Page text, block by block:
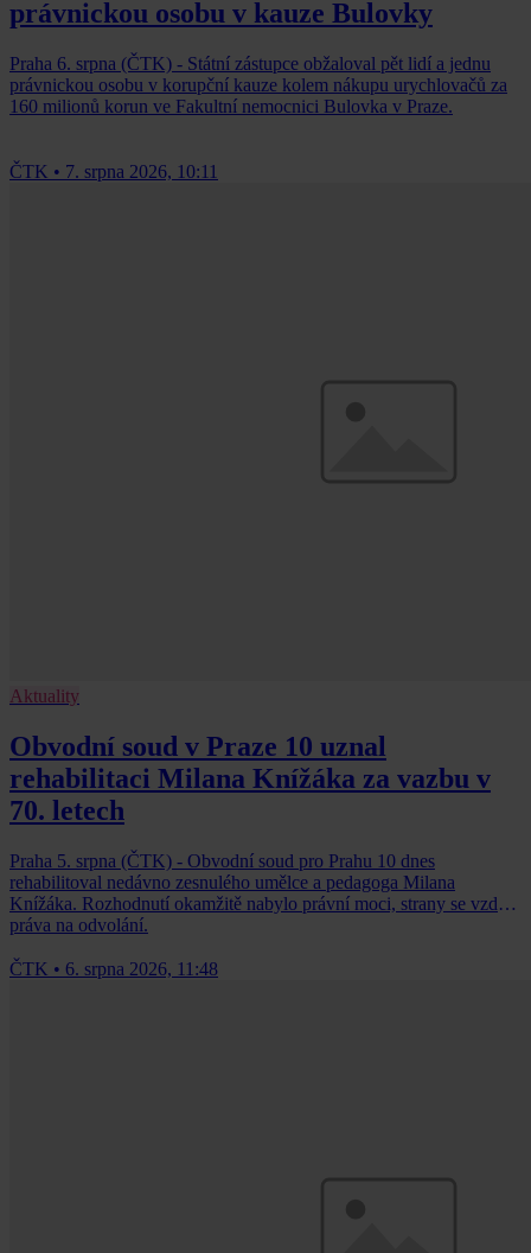
právnickou osobu v kauze Bulovky
Praha 6. srpna (ČTK) - Státní zástupce obžaloval pět lidí a jednu
právnickou osobu v korupční kauze kolem nákupu urychlovačů za
160 milionů korun ve Fakultní nemocnici Bulovka v Praze.
ČTK • 7. srpna 2026, 10:11
Aktuality
Obvodní soud v Praze 10 uznal
rehabilitaci Milana Knížáka za vazbu v
70. letech
Praha 5. srpna (ČTK) - Obvodní soud pro Prahu 10 dnes
rehabilitoval nedávno zesnulého umělce a pedagoga Milana
Knížáka. Rozhodnutí okamžitě nabylo právní moci, strany se vzdaly
práva na odvolání.
ČTK • 6. srpna 2026, 11:48